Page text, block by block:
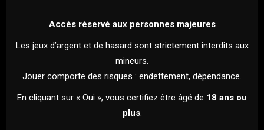
VS
EN CLÔTURE DE CETTE 7ÈME JOURNÉE DE LIGUE 1, LE PARIS
SAINT-GERMAIN SE DÉPLACE À LILLE !
Accès réservé aux personnes majeures
Les jeux d’argent et de hasard sont strictement interdits aux
mineurs.
Jouer comporte des risques : endettement, dépendance.
En cliquant sur « Oui », vous certifiez être âgé de 18 ans ou
plus.